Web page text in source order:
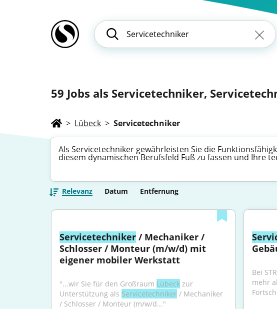
59 Jobs als Servicetechniker,
> Lübeck > Servicetechniker
Als Servicetechniker gewährleisten Sie die
diesem dynamischen Berufsfeld Fuß zu fassen und Ihre
Relevanz Datum Entfernung
Servicetechniker / Mechaniker /
Schlosser / Monteur (m/w/d) mit
eigener mobiler Werkstatt
"...wir Sie für den Großraum Lübeck zur
Unterstützung als Servicetechniker / Mechaniker
/ Schlosser / Monteur (m/w/d..."
Bei
mehr